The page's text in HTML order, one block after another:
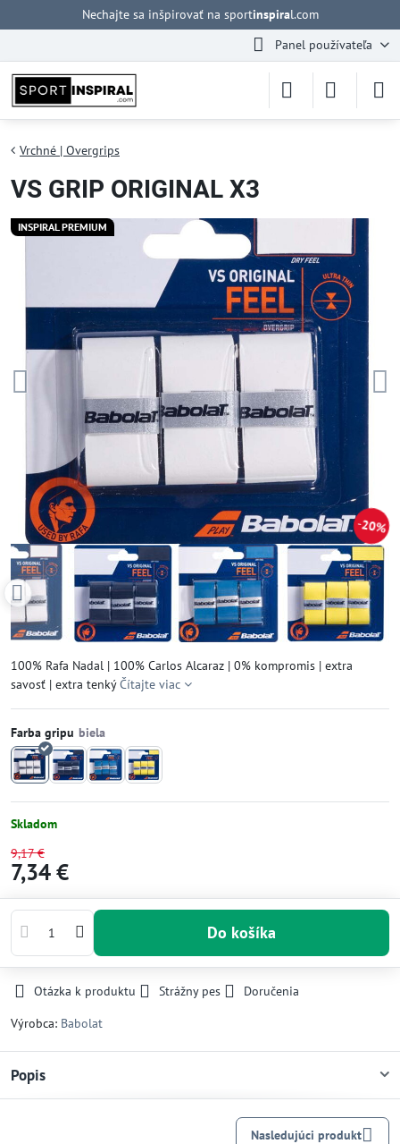
Nechajte sa inšpirovať na sportinspiral.com
Panel používateľa
INSPIRAL PREMIUM
20%
Vrchné | Overgrips
VS GRIP ORIGINAL X3
100% Rafa Nadal | 100% Carlos Alcaraz | 0% kompromis | extra
savosť | extra tenkýČítajte viac
Farba gripu
Skladom
9,17 €
7,34 €
Do košíka
Otázka k produktu Strážny pes
Doručenia
Výrobca: Babolat
Popis
Nasledujúci produkt